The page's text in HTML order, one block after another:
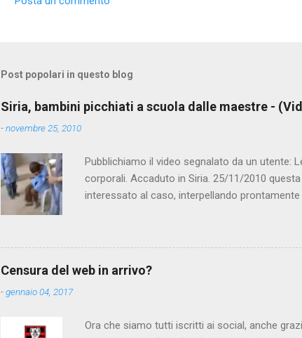
m
n
t
i
Post popolari in questo blog
Siria, bambini picchiati a scuola dalle maestre -
-novembre 25, 2010
Pubblichiamo il video segnalato da un utente:
corporali. Accaduto in Siria. 25/11/2010
interessato al caso, interpellando
state punite e allontanate dalla scuola.
Censura del web in arrivo?
-gennaio 04, 2017
Ora che siamo tutti iscritti ai social, anche